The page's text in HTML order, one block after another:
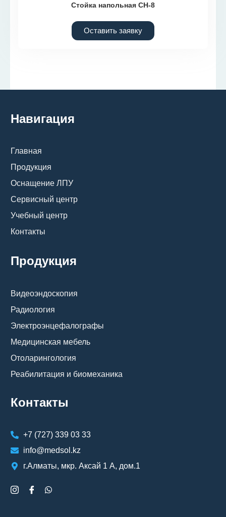
Стойка напольная СН-8
Оставить заявку
Навигация
Главная
Продукция
Оснащение ЛПУ
Сервисный центр
Учебный центр
Контакты
Продукция
Видеоэндоскопия
Радиология
Электроэнцефалографы
Медицинская мебель
Отоларингология
Реабилитация и биомеханика
Контакты
+7 (727) 339 03 33
info@medsol.kz
г.Алматы, мкр. Аксай 1 А, дом.1